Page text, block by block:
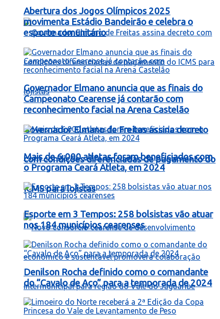
Governador Elmano de Freitas assina decreto
com condições diferenciadas de pagamento do
ICMS para lojistas
Abertura dos Jogos Olímpicos 2025
movimenta Estádio Bandeirão e celebra o
esporte comunitário
Governador Elmano anuncia que as finais do
Campeonato Cearense já contarão com
reconhecimento facial na Arena Castelão
Mais de 6.000 atletas foram beneficiados com
o Programa Ceará Atleta, em 2024
Esporte em 3 Tempos: 258 bolsistas vão atuar
nos 184 municípios cearenses
Denilson Rocha definido como o comandante
do “Cavalo de Aço” para a temporada de 2024